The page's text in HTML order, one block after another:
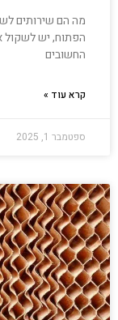
מה הם שירותים
הפתוח, יש
החשובים
קרא עוד »
ספטמבר 1, 2025